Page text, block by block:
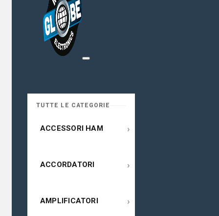
TUTTE LE CATEGORIE
ACCESSORI HAM ›
ACCORDATORI ›
AMPLIFICATORI ›